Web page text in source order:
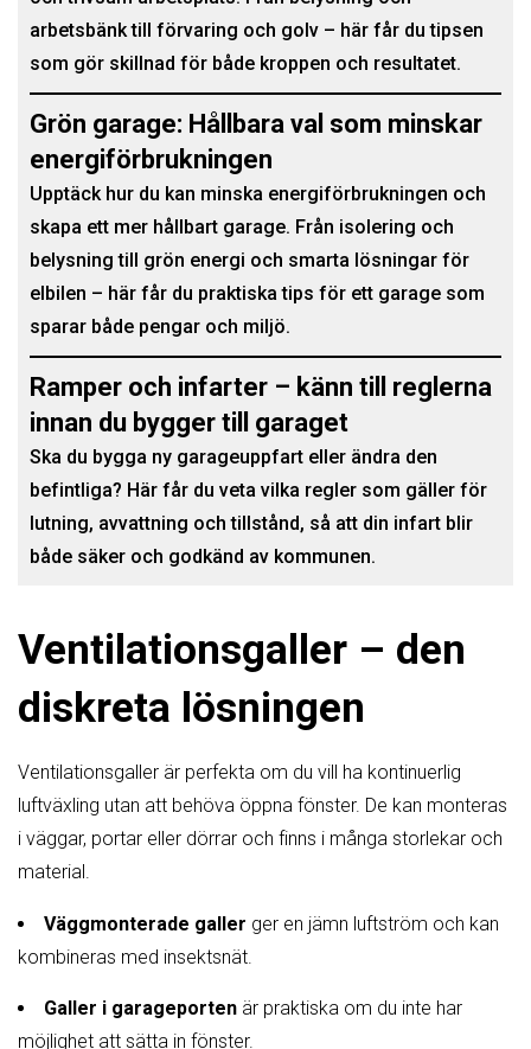
arbetsbänk till förvaring och golv – här får du tipsen
som gör skillnad för både kroppen och resultatet.
Grön garage: Hållbara val som minskar
energiförbrukningen
Upptäck hur du kan minska energiförbrukningen och
skapa ett mer hållbart garage. Från isolering och
belysning till grön energi och smarta lösningar för
elbilen – här får du praktiska tips för ett garage som
sparar både pengar och miljö.
Ramper och infarter – känn till reglerna
innan du bygger till garaget
Ska du bygga ny garageuppfart eller ändra den
befintliga? Här får du veta vilka regler som gäller för
lutning, avvattning och tillstånd, så att din infart blir
både säker och godkänd av kommunen.
Ventilationsgaller – den
diskreta lösningen
Ventilationsgaller är perfekta om du vill ha kontinuerlig
luftväxling utan att behöva öppna fönster. De kan monteras
i väggar, portar eller dörrar och finns i många storlekar och
material.
Väggmonterade galler ger en jämn luftström och kan
kombineras med insektsnät.
Galler i garageporten är praktiska om du inte har
möjlighet att sätta in fönster.